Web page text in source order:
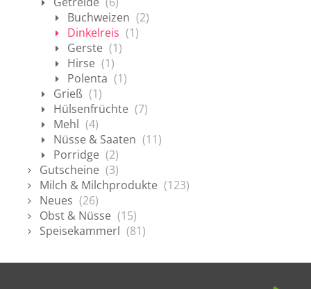
Buchweizen (2)
Dinkelreis (1)
Gerste (1)
Hirse (1)
Polenta (1)
Grieß (1)
Hülsenfrüchte (7)
Mehl (4)
Nüsse & Saaten (11)
Porridge (2)
Gutscheine (3)
Milch & Milchprodukte (123)
Neues (26)
Obst & Nüsse (15)
Speisekammerl (81)